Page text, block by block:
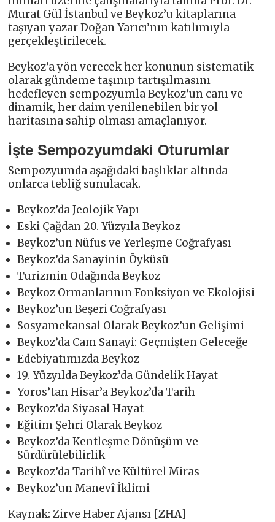
Murat Gül İstanbul ve Beykoz’u kitaplarına
taşıyan yazar Doğan Yarıcı’nın katılımıyla
gerçekleştirilecek.
Beykoz’a yön verecek her konunun sistematik
olarak gündeme taşınıp tartışılmasını
hedefleyen sempozyumla Beykoz’un canı ve
dinamik, her daim yenilenebilen bir yol
haritasına sahip olması amaçlanıyor.
İşte Sempozyumdaki Oturumlar
Sempozyumda aşağıdaki başlıklar altında
onlarca tebliğ sunulacak.
Beykoz’da Jeolojik Yapı
Eski Çağdan 20. Yüzyıla Beykoz
Beykoz’un Nüfus ve Yerleşme Coğrafyası
Beykoz’da Sanayinin Öyküsü
Turizmin Odağında Beykoz
Beykoz Ormanlarının Fonksiyon ve Ekolojisi
Beykoz’un Beşeri Coğrafyası
Sosyamekansal Olarak Beykoz’un Gelişimi
Beykoz’da Cam Sanayi: Geçmişten Geleceğe
Edebiyatımızda Beykoz
19. Yüzyılda Beykoz’da Gündelik Hayat
Yoros’tan Hisar’a Beykoz’da Tarih
Beykoz’da Siyasal Hayat
Eğitim Şehri Olarak Beykoz
Beykoz’da Kentleşme Dönüşüm ve
Sürdürülebilirlik
Beykoz’da Tarihî ve Kültürel Miras
Beykoz’un Manevî İklimi
Kaynak: Zirve Haber Ajansı [ZHA]